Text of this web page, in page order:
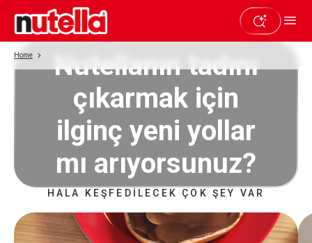
Home
Nutellanın tadını
çıkarmak için
ilginç yeni yollar
mı arıyorsunuz?
HALA KEŞFEDİLECEK ÇOK ŞEY VAR